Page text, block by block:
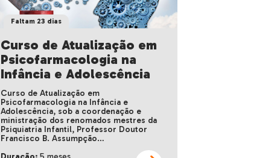
Faltam 23 dias
Curso de Atualização em
Psicofarmacologia na
Infância e Adolescência
Curso de Atualização em
Psicofarmacologia na Infância e
Adolescência, sob a coordenação e
ministração dos renomados mestres da
Psiquiatria Infantil, Professor Doutor
Francisco B. Assumpção…